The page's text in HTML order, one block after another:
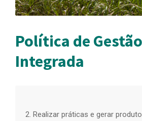
Política de Gestão
Integrada
2. Realizar práticas e gerar